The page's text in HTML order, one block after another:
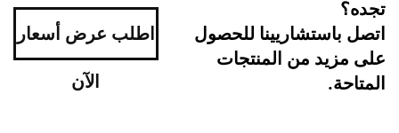
تجده؟
اتصل باستشاريينا للحصول
على مزيد من المنتجات
المتاحة.
اطلب عرض أسعار
الآن